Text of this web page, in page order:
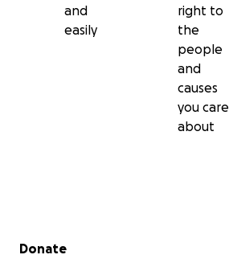
and
easily
right to
the
people
and
causes
you care
about
Secondary menu
Donate